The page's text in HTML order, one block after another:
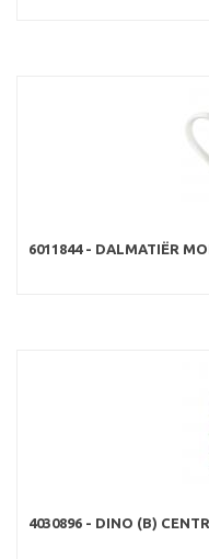
6011844 - DALMATIËR
4030896 - DINO (B)